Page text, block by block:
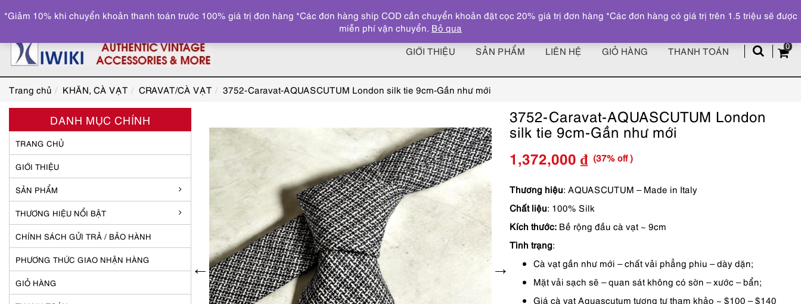
z
0
GIỚI THIỆU SẢN PHẨM LIÊN HỆ GIỎ HÀNG THANH TOÁN
Trang chủ KHĂN, CÀ VẠT CRAVAT/CÀ VẠT 3752-Caravat-AQUASCUTUM London silk tie 9cm-Gần như mới
3752-Caravat-AQUASCUTUM London
silk tie 9cm-Gần như mới
Giá
gốc
là:
2,190,000 ₫.
1,372,000 ₫
Giá
hiện
tại
là:
(37% off )
Thương hiệu: AQUASCUTUM – Made in Italy
Chất liệu: 100% Silk
Kích thước: Bề rộng đầu cà vạt ~ 9cm
Tình trạng:
Cà vạt gần như mới – chất vải phẳng phiu – dày dặn;
Mặt vải sạch sẽ – quan sát không có sờn – xước – bẩn;
Giá cà vạt Aquascutum tương tự tham khảo ~ $100 – $140
DANH MỤC CHÍNH
TRANG CHỦ
GIỚI THIỆU
SẢN PHẨM
THƯƠNG HIỆU NỔI BẬT
CHÍNH SÁCH GỬI TRẢ / BẢO HÀNH
PHƯƠNG THỨC GIAO NHẬN HÀNG
GIỎ HÀNG
*Giảm 10% khi chuyển khoản thanh toán trước 100% giá trị đơn hàng *Các đơn hàng ship COD cần chuyển khoản đặt cọc 20% giá trị đơn hàng *Các đơn hàng có giá trị trên 1.5 triệu sẽ được
miễn phí vận chuyển. Bỏ qua